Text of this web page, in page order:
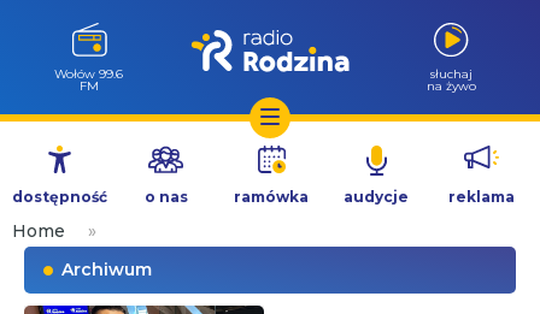
Przejdź
treści
Wołów 99.6
FM
słuchaj
na żywo
dostępność o nas ramówka audycje reklama
Home
»
Archiwum